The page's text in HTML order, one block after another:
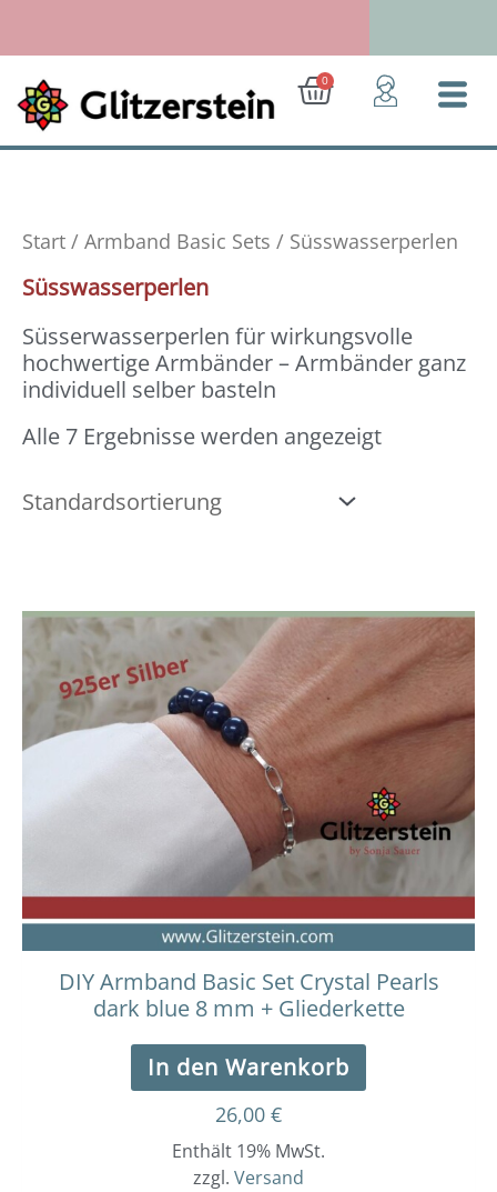
springen
0
Warenkorb
Start / Armband Basic Sets / Süsswasserperlen
Süsswasserperlen
Süsserwasserperlen für wirkungsvolle
hochwertige Armbänder – Armbänder ganz
individuell selber basteln
Alle 7 Ergebnisse werden angezeigt
DIY Armband Basic Set Crystal Pearls
dark blue 8 mm + Gliederkette
In den Warenkorb
26,00 €
Enthält 19% MwSt.
zzgl. Versand